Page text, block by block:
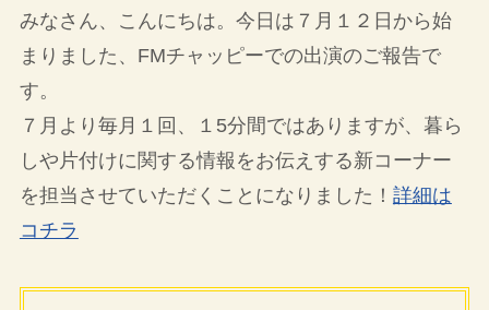
みなさん、こんにちは。今日は７月１２日から始
まりました、FMチャッピーでの出演のご報告で
す。
７月より毎月１回、１5分間ではありますが、暮ら
しや片付けに関する情報をお伝えする新コーナー
を担当させていただくことになりました！ 詳細は
コチラ